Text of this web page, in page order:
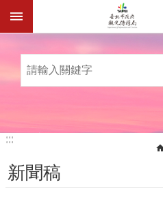
跳到主要內容區塊
:::
:::
新聞稿